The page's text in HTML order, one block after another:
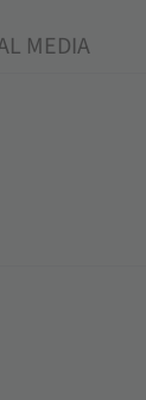
MEDIA